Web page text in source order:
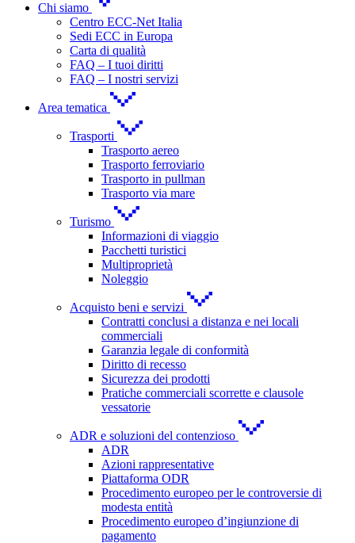
Chi siamo
Centro ECC-Net Italia
Sedi ECC in Europa
Carta di qualità
FAQ – I tuoi diritti
FAQ – I nostri servizi
Area tematica
Trasporti
Trasporto aereo
Trasporto ferroviario
Trasporto in pullman
Trasporto via mare
Turismo
Informazioni di viaggio
Pacchetti turistici
Multiproprietà
Noleggio
Acquisto beni e servizi
Contratti conclusi a distanza e nei locali
commerciali
Garanzia legale di conformità
Diritto di recesso
Sicurezza dei prodotti
Pratiche commerciali scorrette e clausole
vessatorie
ADR e soluzioni del contenzioso
ADR
Azioni rappresentative
Piattaforma ODR
Procedimento europeo per le controversie di
modesta entità
Procedimento europeo d’ingiunzione di
pagamento